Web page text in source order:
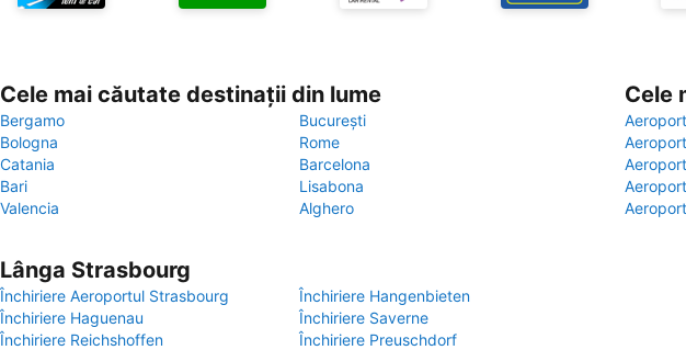
Cele mai căutate destinații din lume
Bergamo
București
Bologna
Rome
Catania
Barcelona
Bari
Lisabona
Valencia
Alghero
Cele
Lânga Strasbourg
Închiriere Aeroportul Strasbourg
Închiriere Hangenbieten
Închiriere Haguenau
Închiriere Saverne
Închiriere Reichshoffen
Închiriere Preuschdorf